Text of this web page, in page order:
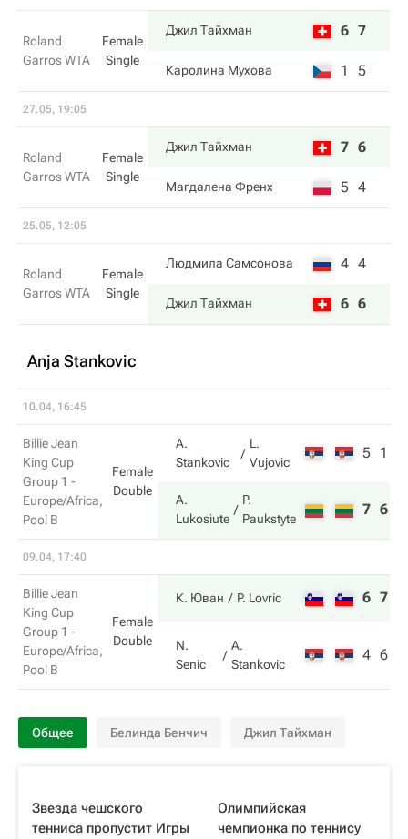
Roland
Garros WTA
Female
Single
Джил Тайхман 6 7
Каролина Мухова 1 5
27.05, 19:05
Roland
Garros WTA
Female
Single
Джил Тайхман 7 6
Магдалена Френх 5 4
25.05, 12:05
Roland
Garros WTA
Female
Single
Людмила Самсонова 4 4
Джил Тайхман 6 6
Anja Stankovic
10.04, 16:45
Billie Jean
King Cup
Group 1 -
Europe/Africa,
Pool B
Female
Double
A.
Stankovic
L.
Vujovic
5 1
A.
Lukosiute
P.
Paukstyte
7 6
09.04, 17:40
Billie Jean
King Cup
Group 1 -
Europe/Africa,
Pool B
Female
Double
К. Юван P. Lovric 6 7
N.
Senic
A.
Stankovic
4 6
Общее Белинда Бенчич Джил Тайхман
Звезда чешского
тенниса пропустит Игры
Олимпийская
чемпионка по теннису